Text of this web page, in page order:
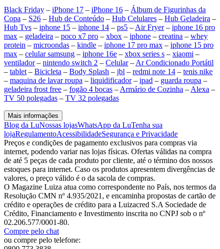
Black Friday – iPhone 17 – iPhone 16 – Álbum de Figurinhas da
Copa – S26 – Hub de Conteúdo – Hub Celulares – Hub Geladeira –
Hub Tvs – iphone 15 – iphone 14 – ps5 – Air Fryer– iphone 16 pro
max – geladeira – poco x7 pro – xbox – iphone – creatina – whey
protein – microondas – kindle – iphone 17 pro max – iphone 15 pro
max – celular samsung – iphone 16e – xbox series s – xiaomi –
ventilador– nintendo switch 2 – Celular– Ar Condicionado Portátil
– tablet – Bicicleta – Body Splash – jbl – redmi note 14 – tenis nike
– maquina de lavar roupa – liquidificador– ipad – guarda roupa –
geladeira frost free – fogão 4 bocas – Armário de Cozinha – Alexa –
TV 50 polegadas – TV 32 polegadas
Mais informações
Blog da LuNossas lojasWhatsApp da LuTenha sua
lojaRegulamentoAcessibilidadeSegurança e Privacidade
Preços e condições de pagamento exclusivos para compras via
internet, podendo variar nas lojas físicas. Ofertas válidas na compra
de até 5 peças de cada produto por cliente, até o término dos nossos
estoques para internet. Caso os produtos apresentem divergências de
valores, o preço válido é o da sacola de compras.
O Magazine Luiza atua como correspondente no País, nos termos da
Resolução CMN nº 4.935/2021, e encaminha propostas de cartão de
crédito e operações de crédito para a Luizacred S.A Sociedade de
Crédito, Financiamento e Investimento inscrita no CNPJ sob o nº
02.206.577/0001-80.
Compre pelo chat
ou compre pelo telefone: